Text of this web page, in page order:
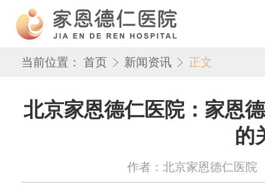
当前位置： 首页 新闻资讯 正文
北京家恩德仁医院：家恩
的
作者：北京家恩德仁医院